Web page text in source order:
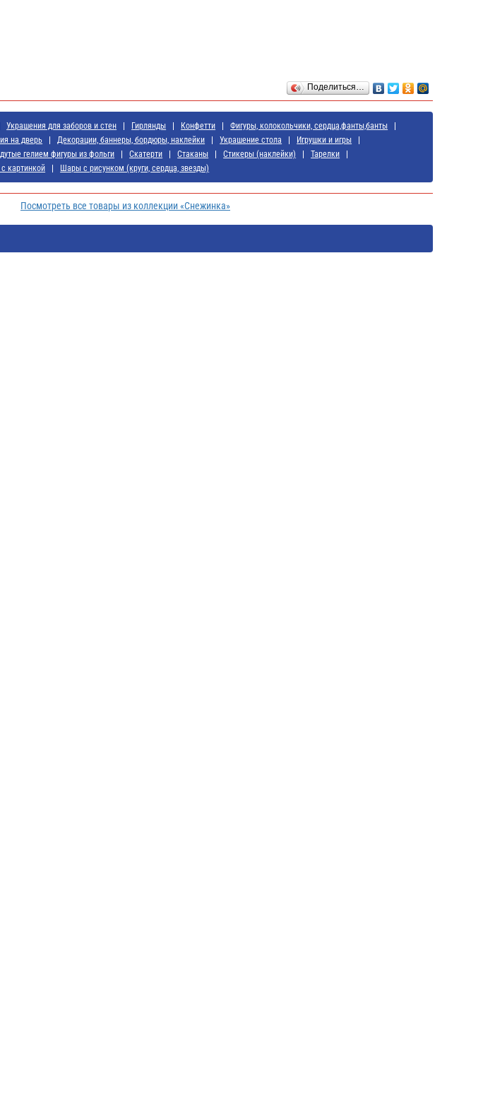
Поделиться…
Украшения для заборов и стен Гирлянды Конфетти
Фигуры, колокольчики, сердца,фанты,банты
на дверь
Декорации, баннеры, бордюры, наклейки Украшение стола
Игрушки и игры
гелием фигуры из фольги Скатерти Стаканы Стикеры (наклейки)
Тарелки
картинкой Шары с рисунком (круги, сердца, звезды)
Посмотреть все товары из коллекции «Снежинка»